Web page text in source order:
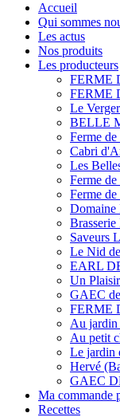
Accueil
Qui sommes
Les actus
Nos produits
Les producteurs
FERME
FERME
Le
BELLE
Ferme
Cabri
Les
Ferme
Ferme
Domaine
Saveurs
Le Nid
EARL
Un
GAEC
FERME
Au jardin
Au petit
Le jardin
Hervé
GAEC
Ma commande
Recettes